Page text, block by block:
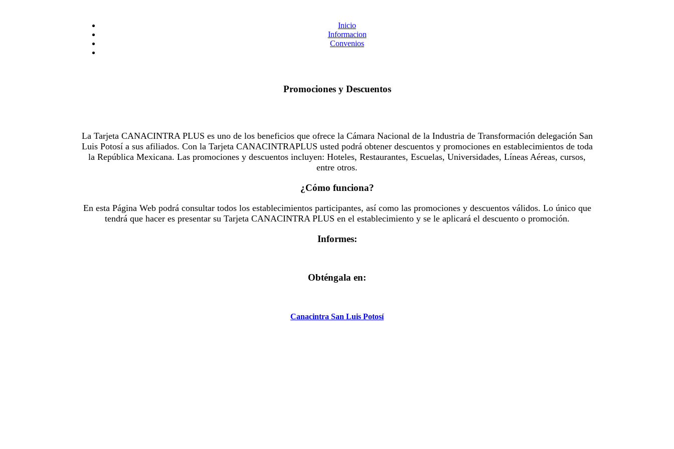
Inicio
Informacion
Convenios
Promociones y Descuentos
La Tarjeta CANACINTRA PLUS es uno de los beneficios que ofrece la Cámara Nacional de la Industria de Transformación delegación San
Luis Potosí a sus afiliados. Con la Tarjeta CANACINTRAPLUS usted podrá obtener descuentos y promociones en establecimientos de toda
la República Mexicana. Las promociones y descuentos incluyen: Hoteles, Restaurantes, Escuelas, Universidades, Líneas Aéreas, cursos,
entre otros.
¿Cómo funciona?
En esta Página Web podrá consultar todos los establecimientos participantes, así como las promociones y descuentos válidos. Lo único que
tendrá que hacer es presentar su Tarjeta CANACINTRA PLUS en el establecimiento y se le aplicará el descuento o promoción.
Informes:
Obténgala en:
Canacintra San Luis Potosí